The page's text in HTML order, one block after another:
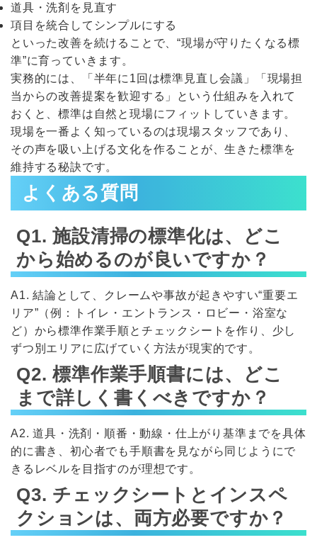
道具・洗剤を見直す
項目を統合してシンプルにする
といった改善を続けることで、“現場が守りたくなる標
準”に育っていきます。
実務的には、「半年に1回は標準見直し会議」「現場担
当からの改善提案を歓迎する」という仕組みを入れて
おくと、標準は自然と現場にフィットしていきます。
現場を一番よく知っているのは現場スタッフであり、
その声を吸い上げる文化を作ることが、生きた標準を
維持する秘訣です。
よくある質問
Q1. 施設清掃の標準化は、どこ
から始めるのが良いですか？
A1. 結論として、クレームや事故が起きやすい“重要エ
リア”（例：トイレ・エントランス・ロビー・浴室な
ど）から標準作業手順とチェックシートを作り、少し
ずつ別エリアに広げていく方法が現実的です。
Q2. 標準作業手順書には、どこ
まで詳しく書くべきですか？
A2. 道具・洗剤・順番・動線・仕上がり基準までを具体
的に書き、初心者でも手順書を見ながら同じようにで
きるレベルを目指すのが理想です。
Q3. チェックシートとインスペ
クションは、両方必要ですか？